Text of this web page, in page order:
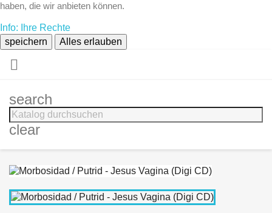
haben, die wir anbieten können.
Info: Ihre Rechte
speichern
Alles erlauben

search
clear